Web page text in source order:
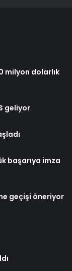
milyon dolarlık
geliyor
başarıya imza
geçişi öneriyor